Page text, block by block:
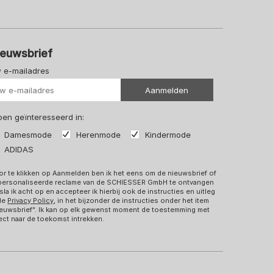
e-mailadres
Aanmelden
geïnteresseerd in:
Damesmode
Herenmode
Kindermode
ADIDAS
te klikken op Aanmelden ben ik het eens om de nieuwsbrief of
reclame van de SCHIESSER GmbH te ontvangen
ik acht op en accepteer ik hierbij ook de instructies en uitleg
Privacy Policy, in het bijzonder de instructies onder het item
Ik kan op elk gewenst moment de toestemming met
naar de toekomst intrekken.